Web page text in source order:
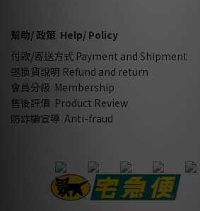
幫助/ 政策 Help/ Policy
付款/寄送方式 Payment and Shipment
退換貨說明 Refund and return
會員分級 Membership
售後評價 Product Review
防詐騙宣導 Anti-fraud